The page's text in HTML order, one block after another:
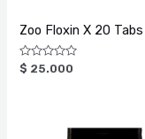
Zoo Floxin X 20 Tabs
Valorado
con
$ 25.000